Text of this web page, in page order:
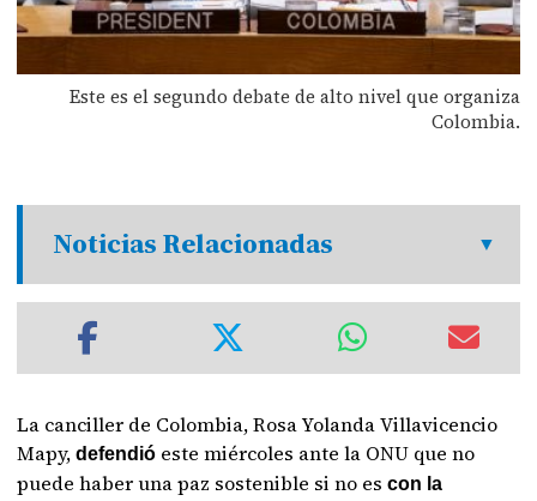
Este es el segundo debate de alto nivel que organiza
Colombia.
Noticias Relacionadas
La canciller de Colombia, Rosa Yolanda Villavicencio
Mapy,defendió este miércoles ante la ONU que no
puede haberuna paz sostenible si no es con la